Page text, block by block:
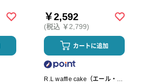
￥2,592
(税込 ￥2,799)
カートに追加
R.L waffle cake（エール・エ